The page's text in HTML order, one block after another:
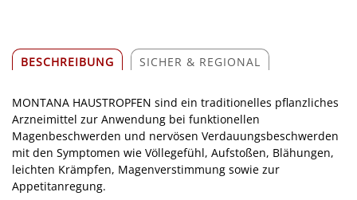
BESCHREIBUNG SICHER & REGIONAL
MONTANA HAUSTROPFEN sind ein traditionelles pflanzliches
Arzneimittel zur Anwendung bei funktionellen
Magenbeschwerden und nervösen Verdauungsbeschwerden
mit den Symptomen wie Völlegefühl, Aufstoßen, Blähungen,
leichten Krämpfen, Magenverstimmung sowie zur
Appetitanregung.